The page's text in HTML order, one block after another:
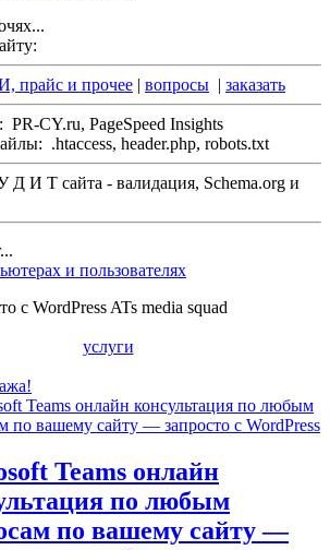
и прочее | вопросы | заказать
PR-CY.ru, PageSpeed Insights
.htaccess, header.php, robots.txt
И Т сайта - валидация, Schema.org и
и пользователях
с WordPress ATs media squad
услуги
Teams онлайн
по любым
по вашему сайту —